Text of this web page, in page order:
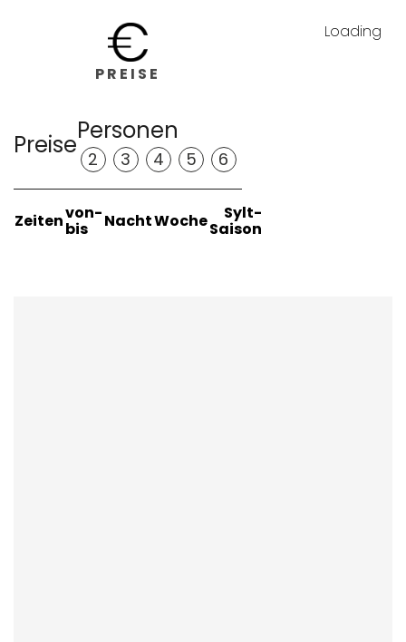
PREISE
PreisePersonen
2 3 4 5 6
Zeitenvon-
bis NachtWoche Sylt-
Saison
Loading